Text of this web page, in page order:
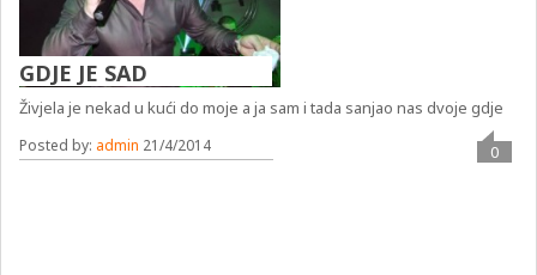
GDJE JE SAD
Živjela je nekad u kući do moje a ja sam i tada sanjao nas dvoje gdje
Posted by: admin 21/4/2014 0